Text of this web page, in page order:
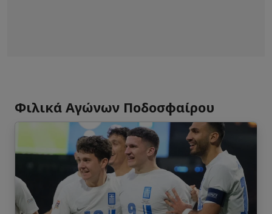
Φιλικά Αγώνων Ποδοσφαίρου